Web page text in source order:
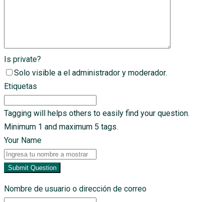
Is private?
Solo visible a el administrador y moderador.
Etiquetas
Tagging will helps others to easily find your question.
Minimum 1 and maximum 5 tags.
Your Name
Submit Question
Nombre de usuario o dirección de correo